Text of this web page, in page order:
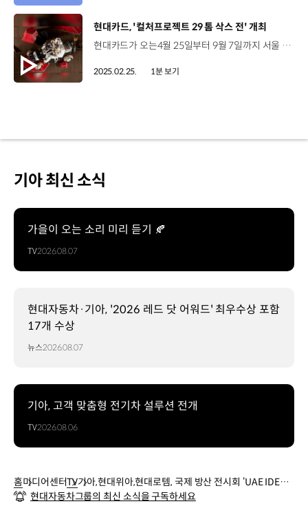
[동영상]
현대카드, '컬처프로젝트 29 톰 삭스 전' 개최
현대카드가 오는4월 25일부터 9월 7일까지 서울 DDP에서 ‘현대카드 컬처프로젝트 29 톰 삭스 전’을 개최합니다. 현대카드 컬처프로젝트는 다양한 분야에서 혁신적이고 실험적인 문화 아이콘을 선별해 소개하는 현대카드의 문화 마케팅 브랜드인데요. 미술계에서 현재 가장 혁신적인 아티스트로 주목받는 ‘톰 삭스’는 합판, 박스, 테이프 등 일상에서 사용하는 산업 재료를 활용해 ‘브리콜라주(Bricolage)’ 기법으로 재제작하는 아티스트로 널리 알려져 있습니다. 특히 이번 전시회는 톰 삭스의 최신작이자 대표작인 ‘스페이스 프로그램: 무한대(Infinity)’의 약 200여점을 국내 최초로 한자리에서 선보이는 대규모 전시라는 점에서 의미가 깊은데요. 자세한 내용은 현대카드 DIVE 앱과 홈페이지에서 확인할 수 있습니다. 이미지 출처 : New York, 2012
2025.02.25. 1분 보기
기아 최신 소식
가을이 오는 소리 미리 듣기 🍂
TV2026.08.07
현대자동차·기아, '2026 레드 닷 어워드' 최우수상 포함
17개 수상
뉴스2026.08.07
기아, 고객 맞춤형 전기차 설루션 전개
TV2026.08.06
홈미디어센터TV기아,현대위아,현대로템, 국제 방산 전시회 ‘UAE IDEX 2
025’ 참가
현대자동차그룹의 최신 소식을 구독하세요